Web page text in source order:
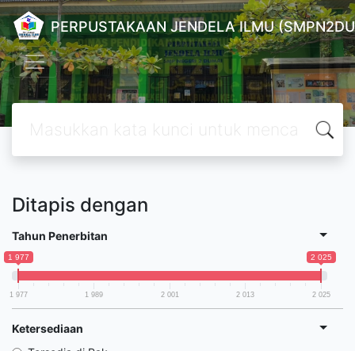
PERPUSTAKAAN JENDELA ILMU
Ditapis dengan
Tahun Penerbitan
1 977 2 025
1 977 1 989 2 001 2 013 2 025
Ketersediaan